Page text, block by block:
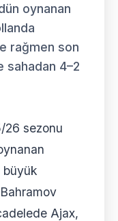
oynanan
rağmen son
sahadan 4–2
26 sezonu
büyük
Ajax,